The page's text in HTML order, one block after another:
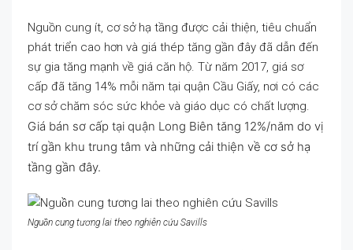
Nguồn cung ít, cơ sở hạ tầng được cải thiện, tiêu chuẩn
phát triển cao hơn và giá thép tăng gần đây đã dẫn đến
sự gia tăng mạnh về giá căn hộ. Từ năm 2017, giá sơ
cấp đã tăng 14% mỗi năm tại quận Cầu Giấy, nơi có các
cơ sở chăm sóc sức khỏe và giáo dục có chất lượng.
Giá bán sơ cấp tại quận Long Biên tăng 12%/năm do vị
trí gần khu trung tâm và những cải thiện về cơ sở hạ
tầng gần đây.
Nguồn cung tương lai theo nghiên cứu Savills